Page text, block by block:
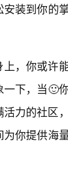
装到你的
，你或许
下，当🙂
力的社区
你提供海